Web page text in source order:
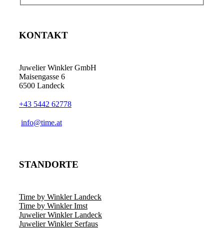
KONTAKT
Juwelier Winkler GmbH
Maisengasse 6
6500 Landeck
+43 5442 62778
info@time.at
STANDORTE
Time by Winkler Landeck
Time by Winkler Imst
Juwelier Winkler Landeck
Juwelier Winkler Serfaus